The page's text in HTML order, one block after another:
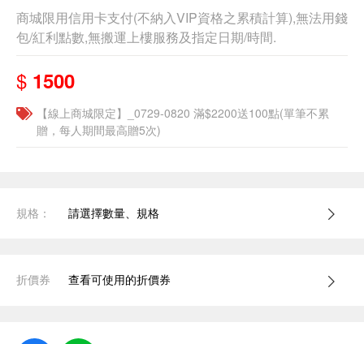
商城限用信用卡支付(不納入VIP資格之累積計算),無法用錢
包/紅利點數,無搬運上樓服務及指定日期/時間.
$ 1500
【線上商城限定】_0729-0820 滿$2200送100點(單筆不累
贈，每人期間最高贈5次)
規格： 請選擇數量、規格
折價券 查看可使用的折價券